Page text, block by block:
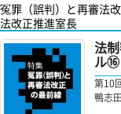
冤罪（誤判）と再審法
法改正推進室長
法
ル⑯
第10
鴨志